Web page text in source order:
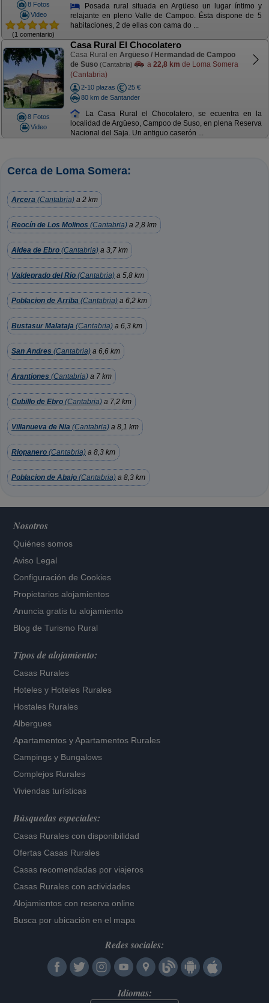
8 Fotos
Video
(1 comentario)
Posada rural situada en Argüeso un lugar íntimo y
relajante en pleno Valle de Campoo. Ésta dispone de 5
habitaciones, 2 de ellas con cama do ...
8 Fotos
Video
Casa Rural El Chocolatero
Casa Rural en Argüeso / Hermandad de Campoo
de Suso (Cantabria) a 22,8 km de Loma Somera
(Cantabria)
2-10 plazas
25 €
80 km de Santander
La Casa Rural el Chocolatero, se ecuentra en la
localidad de Argüeso, Campoo de Suso, en plena Reserva
Nacional del Saja. Un antiguo caserón ...
Cerca de Loma Somera:
Arcera (Cantabria) a 2 km
Reocín de Los Molinos (Cantabria) a 2,8 km
Aldea de Ebro (Cantabria) a 3,7 km
Valdeprado del Río (Cantabria) a 5,8 km
Poblacion de Arriba (Cantabria) a 6,2 km
Bustasur Malataja (Cantabria) a 6,3 km
San Andres (Cantabria) a 6,6 km
Arantiones (Cantabria) a 7 km
Cubillo de Ebro (Cantabria) a 7,2 km
Villanueva de Nia (Cantabria) a 8,1 km
Riopanero (Cantabria) a 8,3 km
Poblacion de Abajo (Cantabria) a 8,3 km
Nosotros
Quiénes somos
Aviso Legal
Configuración de Cookies
Propietarios alojamientos
Anuncia gratis tu alojamiento
Blog de Turismo Rural
Tipos de alojamiento:
Casas Rurales
Hoteles y Hoteles Rurales
Hostales Rurales
Albergues
Apartamentos yApartamentos Rurales
Campings y Bungalows
Complejos Rurales
Viviendas turísticas
Búsquedas especiales:
Casas Rurales con disponibilidad
Ofertas Casas Rurales
Casas recomendadas por viajeros
Casas Rurales con actividades
Alojamientos con reserva online
Busca por ubicación en el mapa
Redes sociales:
Idiomas: